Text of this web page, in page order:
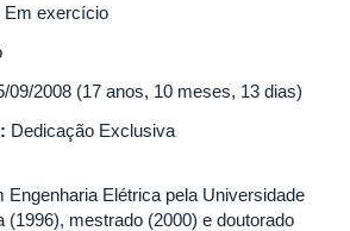
Em exercício
09/2008 (17 anos, 10 meses, 13 dias)
Dedicação Exclusiva
Engenharia Elétrica pela Universidade
(1996), mestrado (2000) e doutorado